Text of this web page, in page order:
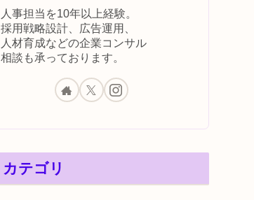
人事担当を10年以上経験。
採用戦略設計、広告運用、
人材育成などの企業コンサル
相談も承っております。
カテゴリ